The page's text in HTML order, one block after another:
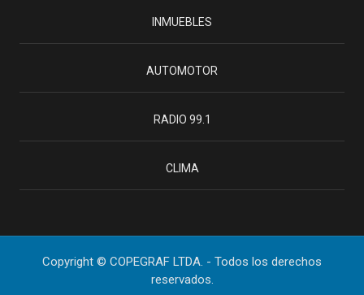
INMUEBLES
AUTOMOTOR
RADIO 99.1
CLIMA
Copyright © COPEGRAF LTDA. - Todos los derechos
reservados.